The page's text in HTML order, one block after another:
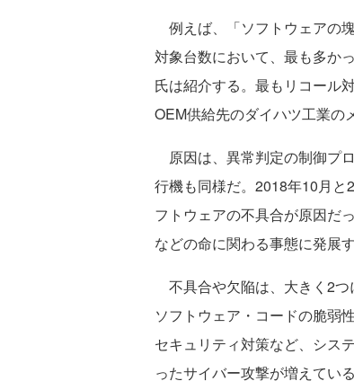
例えば、「ソフトウェアの
対象台数において、最も多か
氏は紹介する。最もリコール
OEM供給先のダイハツ工業の
原因は、異常判定の制御プ
行機も同様だ。2018年10月
フトウェアの不具合が原因だ
などの命に関わる事態に発展
不具合や欠陥は、大きく2
ソフトウェア・コードの脆弱
セキュリティ対策など、シス
ったサイバー攻撃が増えている